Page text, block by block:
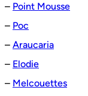
– Point Mousse
– Poc
– Araucaria
– Elodie
– Melcouettes